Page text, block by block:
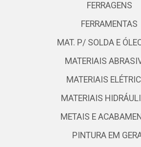
FERRAGENS
FERRAMENTAS
MAT. P/ SOLDA E
MATERIAIS
MATERIAIS
MATERIAIS
METAIS E
PINTURA EM